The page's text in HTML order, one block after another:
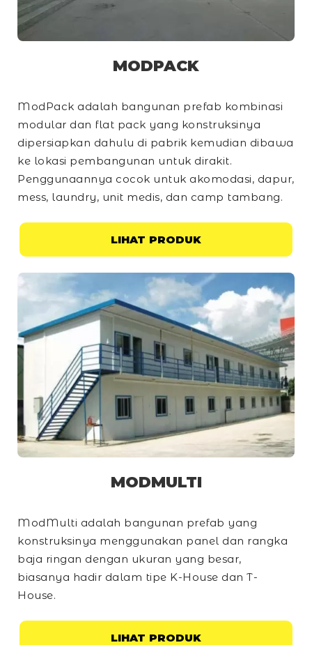
MODPACK
ModPack adalah bangunan prefab kombinasi
modular dan flat pack yang konstruksinya
dipersiapkan dahulu di pabrik kemudian dibawa
ke lokasi pembangunan untuk dirakit.
Penggunaannya cocok untuk akomodasi, dapur,
mess, laundry, unit medis, dan camp tambang.
LIHAT PRODUK
MODMULTI
ModMulti adalah bangunan prefab yang
konstruksinya menggunakan panel dan rangka
baja ringan dengan ukuran yang besar,
biasanya hadir dalam tipe K-House dan T-
House.
LIHAT PRODUK